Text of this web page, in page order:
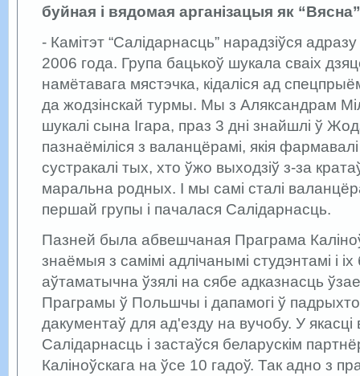
буйная і вядомая арганізацыя як
- Камітэт “Салідарнасць” нарадзіўся
2006 года. Група бацькоў шукала сваіх
намётавага мястэчка, кідаліся ад
да жодзінскай турмы. Мы з Аляксандрам
шукалі сына Ігара, праз 3 дні знайшлі ў
пазнаёміліся з валанцёрамі, якія
сустракалі тых, хто ўжо выходзіў з-за
маральна родных. І мы самі сталі
першай групы і пачалася Салідарнасць.
Пазней была абвешчаная Праграма
знаёмыя з самімі адлічанымі студэнтамі і іх
аўтаматычна ўзялі на сябе адказнасць
Праграмы ў Польшчы і дапамогі ў
дакументаў для ад'езду на вучобу. У якасці
Салідарнасць і застаўся беларускім
Каліноўскага на ўсе 10 гадоў. Так адно з